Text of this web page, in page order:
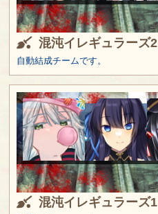
混沌イレギュラーズ2
自動結成チームです。
混沌イレギュラーズ1